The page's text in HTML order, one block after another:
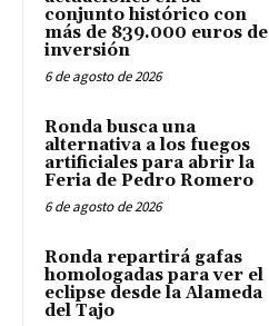
conjunto histórico con
más de 839.000 euros de
inversión
6 de agosto de 2026
Ronda busca una
alternativa a los fuegos
artificiales para abrir la
Feria de Pedro Romero
6 de agosto de 2026
Ronda repartirá gafas
homologadas para ver el
eclipse desde la Alameda
del Tajo